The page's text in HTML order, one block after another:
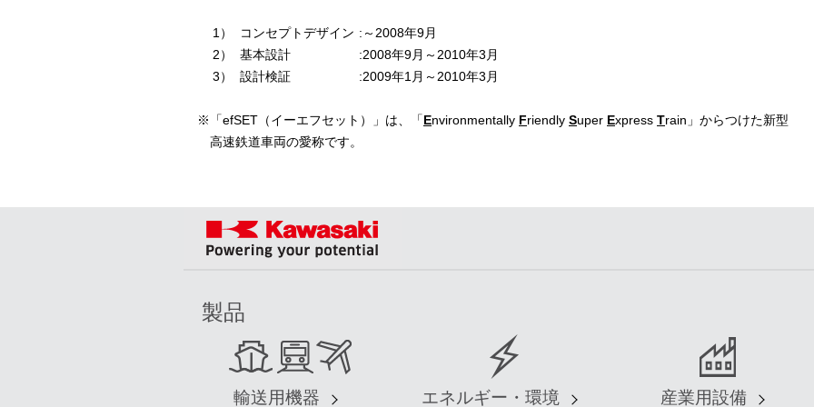
1） コンセプトデザイン : ～2008年9月
2）
基本設計 :2008年9月～2010年3月
3）
設計検証 :2009年1月～2010年3月
※ 「efSET（イーエフセット）」は、「Environmentally Friendly Super Express Train」からつけた新型
高速鉄道車両の愛称です。
製品
輸送用機器 エネルギー・環境 産業用設備